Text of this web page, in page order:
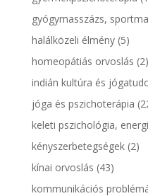
gyógymasszázs,
halálközeli élmény(5)
homeopátiás orvoslás (2)
indián kultúra és
jóga és pszichoterápia
keleti pszichológia,
kényszerbetegségek(2)
kínai orvoslás (43)
kommunikációs